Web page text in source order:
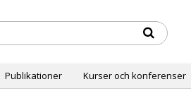
Publikationer Kurser och konferenser